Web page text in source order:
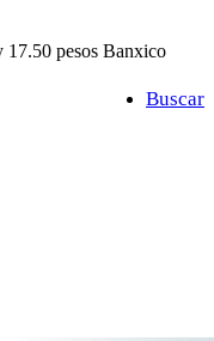
pesos Banxico
Buscar